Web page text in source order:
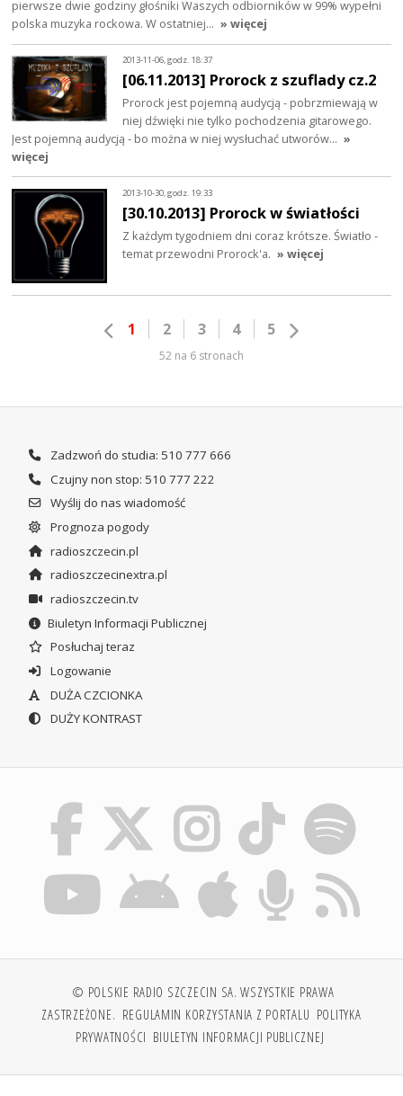
pierwsze dwie godziny głośniki Waszych odbiorników w 99% wypełni
polska muzyka rockowa. W ostatniej… » więcej
2013-11-06, godz. 18:37
[06.11.2013] Prorock z szuflady cz.2
Prorock jest pojemną audycją - pobrzmiewają w
niej dźwięki nie tylko pochodzenia gitarowego.
Jest pojemną audycją - bo można w niej wysłuchać utworów… »
więcej
2013-10-30, godz. 19:33
[30.10.2013] Prorock w światłości
Z każdym tygodniem dni coraz krótsze. Światło -
temat przewodni Prorock'a. » więcej
1 2 3 4 5
52 na 6 stronach
Zadzwoń do studia: 510 777 666
Czujny non stop: 510 777 222
Wyślij do nas wiadomość
Prognoza pogody
radioszczecin.pl
radioszczecinextra.pl
radioszczecin.tv
Biuletyn Informacji Publicznej
Posłuchaj teraz
Logowanie
DUŻA CZCIONKA
DUŻY KONTRAST
© POLSKIE RADIO SZCZECIN SA. WSZYSTKIE PRAWA
ZASTRZEŻONE. REGULAMIN KORZYSTANIA Z PORTALU POLITYKA
PRYWATNOŚCI BIULETYN INFORMACJI PUBLICZNEJ